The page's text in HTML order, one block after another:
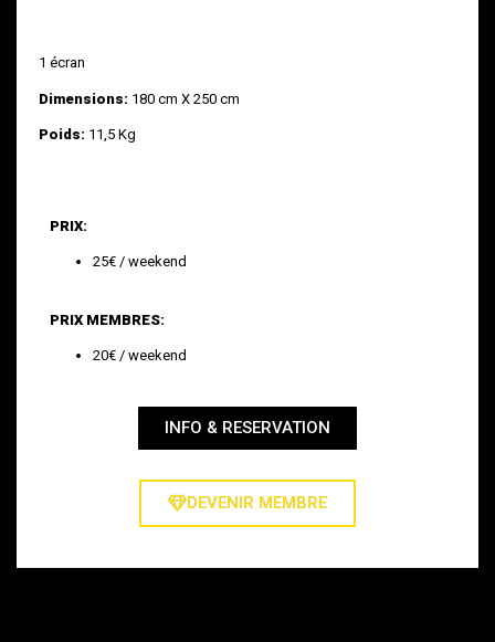
1 écran
Dimensions: 180 cm X 250 cm
Poids: 11,5 Kg
PRIX:
25€ / weekend
PRIX MEMBRES:
20€ / weekend
INFO & RESERVATION
DEVENIR MEMBRE